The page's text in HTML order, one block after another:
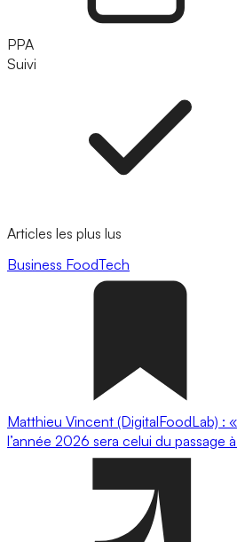
PPA
Suivi
Articles les plus lus
Business FoodTech
Matthieu Vincent (DigitalFoodLab) :
l’année 2026 sera celui du passage